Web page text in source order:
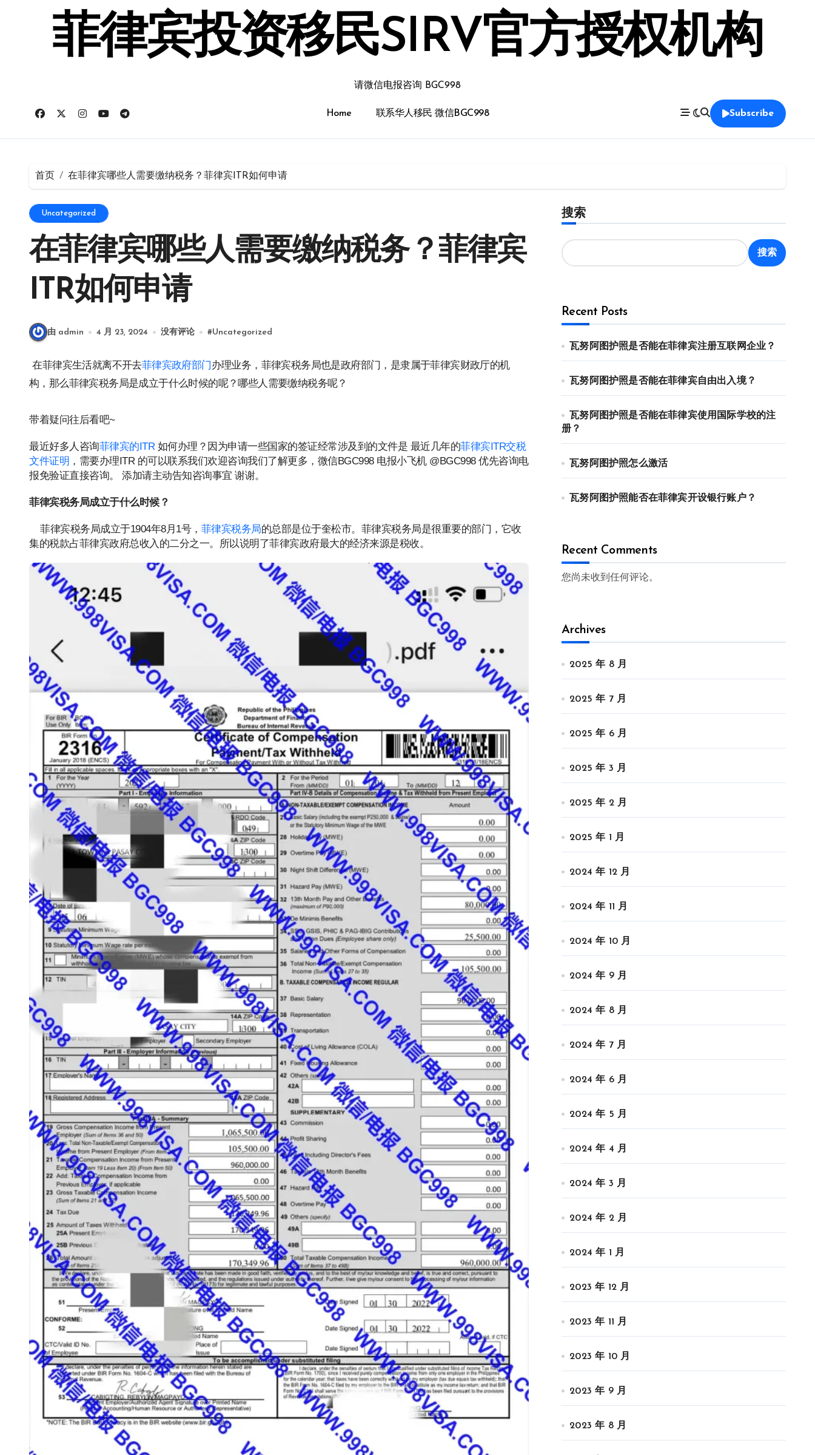
菲律宾投资移民SIRV官方授权机构
请微信电报咨询 BGC998
Home 联系华人移民 微信BGC998 Subscribe
首页 在菲律宾哪些人需要缴纳税务？菲律宾ITR如何申请
Uncategorized
在菲律宾哪些人需要缴纳税务？菲律宾
ITR如何申请
由 admin 4 月 23, 2024 没有评论 #Uncategorized
在菲律宾生活就离不开去菲律宾政府部门办理业务，菲律宾税务局也是政府部门，是隶属于菲律宾财政厅的机
构，那么菲律宾税务局是成立于什么时候的呢？哪些人需要缴纳税务呢？
带着疑问往后看吧~
最近好多人咨询菲律宾的ITR 如何办理？因为申请一些国家的签证经常涉及到的文件是 最近几年的菲律宾ITR交税
文件证明 ，需要办理ITR 的可以联系我们欢迎咨询我们了解更多，微信BGC998 电报小飞机 @BGC998 优先咨询电
报免验证直接咨询。 添加请主动告知咨询事宜 谢谢。
菲律宾税务局成立于什么时候？
菲律宾税务局成立于1904年8月1号， 菲律宾税务局的总部是位于奎松市。菲律宾税务局是很重要的部门，它收
集的税款占菲律宾政府总收入的二分之一。所以说明了菲律宾政府最大的经济来源是税收。
搜索
搜索
Recent Posts
瓦努阿图护照是否能在菲律宾注册互联网企业？
瓦努阿图护照是否能在菲律宾自由出入境？
瓦努阿图护照是否能在菲律宾使用国际学校的注
册？
瓦努阿图护照怎么激活
瓦努阿图护照能否在菲律宾开设银行账户？
Recent Comments
您尚未收到任何评论。
Archives
2025 年 8 月
2025 年 7 月
2025 年 6 月
2025 年 3 月
2025 年 2 月
2025 年 1 月
2024 年 12 月
2024 年 11 月
2024 年 10 月
2024 年 9 月
2024 年 8 月
2024 年 7 月
2024 年 6 月
2024 年 5 月
2024 年 4 月
2024 年 3 月
2024 年 2 月
2024 年 1 月
2023 年 12 月
2023 年 11 月
2023 年 10 月
2023 年 9 月
2023 年 8 月